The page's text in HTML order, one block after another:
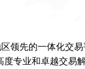
领先的一体化交
专业和卓越交易解